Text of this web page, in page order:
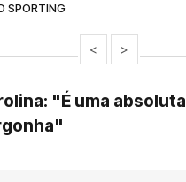
SPORTING
< >
"É uma absoluta